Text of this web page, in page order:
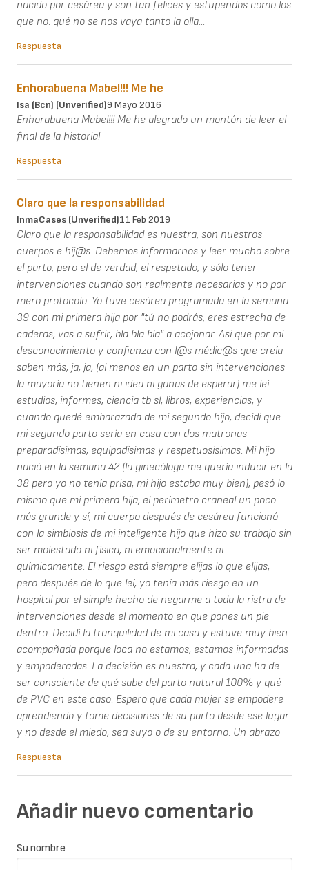
nacido por cesárea y son tan felices y estupendos como los
que no. qué no se nos vaya tanto la olla...
Respuesta
Enhorabuena Mabel!!! Me he
Isa (bcn) (unverified)9 Mayo 2016
Enhorabuena Mabel!!! Me he alegrado un montón de leer el
final de la historia!
Respuesta
Claro que la responsabilidad
InmaCases (unverified)11 Feb 2019
Claro que la responsabilidad es nuestra, son nuestros
cuerpos e hij@s. Debemos informarnos y leer mucho sobre
el parto, pero el de verdad, el respetado, y sólo tener
intervenciones cuando son realmente necesarias y no por
mero protocolo. Yo tuve cesárea programada en la semana
39 con mi primera hija por "tú no podrás, eres estrecha de
caderas, vas a sufrir, bla bla bla" a acojonar. Así que por mi
desconocimiento y confianza con l@s médic@s que creía
saben más, ja, ja, (al menos en un parto sin intervenciones
la mayoría no tienen ni idea ni ganas de esperar) me leí
estudios, informes, ciencia tb sí, libros, experiencias, y
cuando quedé embarazada de mi segundo hijo, decidí que
mi segundo parto sería en casa con dos matronas
preparadísimas, equipadísimas y respetuosísimas. Mi hijo
nació en la semana 42 (la ginecóloga me quería inducir en la
38 pero yo no tenía prisa, mi hijo estaba muy bien), pesó lo
mismo que mi primera hija, el perímetro craneal un poco
más grande y sí, mi cuerpo después de cesárea funcionó
con la simbiosis de mi inteligente hijo que hizo su trabajo sin
ser molestado ni física, ni emocionalmente ni
químicamente. El riesgo está siempre elijas lo que elijas,
pero después de lo que leí, yo tenía más riesgo en un
hospital por el simple hecho de negarme a toda la ristra de
intervenciones desde el momento en que pones un pie
dentro. Decidí la tranquilidad de mi casa y estuve muy bien
acompañada porque loca no estamos, estamos informadas
y empoderadas. La decisión es nuestra, y cada una ha de
ser consciente de qué sabe del parto natural 100% y qué
de PVC en este caso. Espero que cada mujer se empodere
aprendiendo y tome decisiones de su parto desde ese lugar
y no desde el miedo, sea suyo o de su entorno. Un abrazo
Respuesta
Añadir nuevo comentario
Su nombre